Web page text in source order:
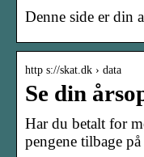
Denne side er din
http s://skat.dk › data
Se din
Har du betalt for
pengene tilbage